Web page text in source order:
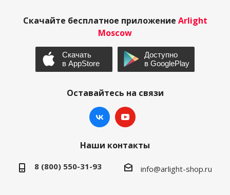
Скачайте бесплатное приложение Arlight
Moscow
Оставайтесь на связи
Наши контакты
8 (800) 550-31-93 info@arlight-shop.ru